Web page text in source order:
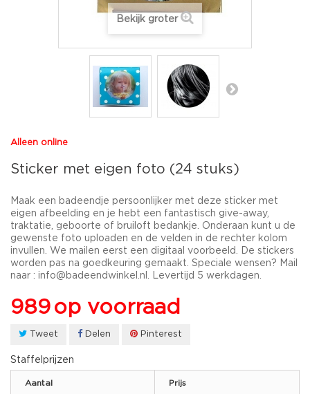
Bekijk groter
Alleen online
Sticker met eigen foto (24 stuks)
Maak een badeendje persoonlijker met deze sticker met
eigen afbeelding en je hebt een fantastisch give-away,
traktatie, geboorte of bruiloft bedankje. Onderaan kunt u de
gewenste foto uploaden en de velden in de rechter kolom
invullen. We mailen eerst een digitaal voorbeeld. De stickers
worden pas na goedkeuring gemaakt. Speciale wensen? Mail
naar : info@badeendwinkel.nl. Levertijd 5 werkdagen.
989 op voorraad
Tweet Delen Pinterest
Staffelprijzen
Aantal Prijs